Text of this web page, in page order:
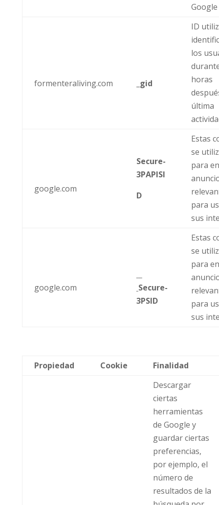
Google
formenteraliving.com _gid
ID
los
horas
última
google.com
Secure-
3PAPISI
D
Estas
se
para
para
sus
google.com
Secure-
3PSID
Estas
se
para
para
sus
Propiedad Cookie
Finalidad
Descargar
ciertas
herramientas
de Google y
guardar ciertas
preferencias,
por ejemplo, el
número de
resultados de la